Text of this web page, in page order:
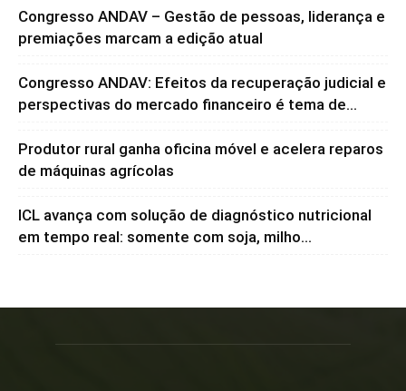
Congresso ANDAV – Gestão de pessoas, liderança e
premiações marcam a edição atual
Congresso ANDAV: Efeitos da recuperação judicial e
perspectivas do mercado financeiro é tema de...
Produtor rural ganha oficina móvel e acelera reparos
de máquinas agrícolas
ICL avança com solução de diagnóstico nutricional
em tempo real: somente com soja, milho...